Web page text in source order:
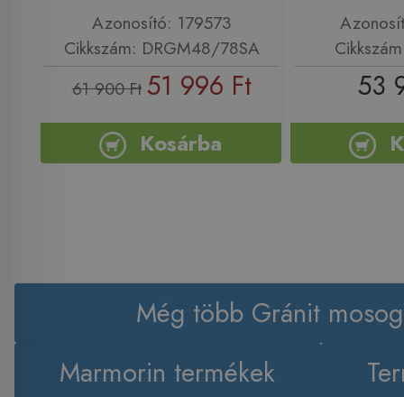
Azonosító: 179573
Cikkszám: DRGM48/78SA
61 900 Ft 51 996 Ft
Kosárba
53
Még több Gránit
Marmorin termékek